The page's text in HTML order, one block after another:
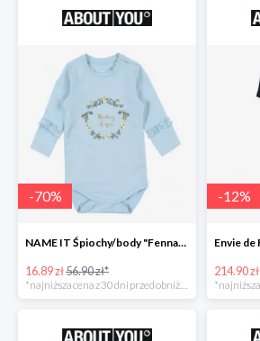
-70%
NAME IT Śpiochy/body "Fenna" -70%
16.89 zł56.90 zł*
*najniższa cena z 30 dni przed obniżką
-12%
214.90 zł